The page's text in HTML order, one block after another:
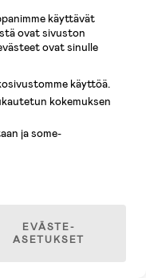
73,90 €
käyttävät
ovat sivuston
ovat sinulle
käyttöä.
kokemuksen
ja some-
EVÄSTE-
ASETUKSET